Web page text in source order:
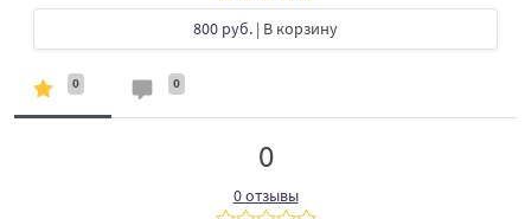
800 руб. | В корзину
0 0
0
0 отзывы